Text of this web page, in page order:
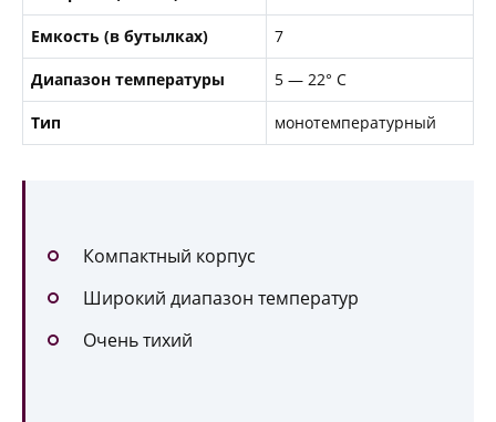
Емкость (в бутылках) 7
Диапазон температуры 5 — 22° С
Тип монотемпературный
Компактный корпус
Широкий диапазон температур
Очень тихий